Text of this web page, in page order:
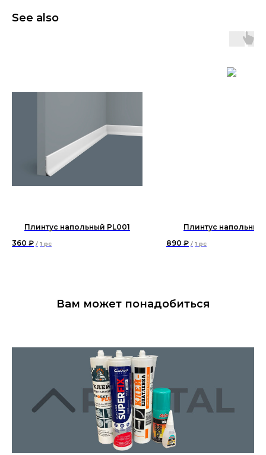
See also
Плинтус напольный PL001
360 ₽ / 1 pc
Плинтус напольный
890 ₽ / 1 pc
Вам может понадобиться